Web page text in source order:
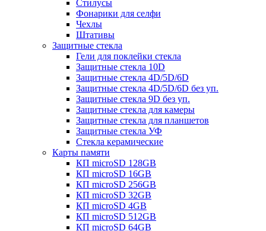
Стилусы
Фонарики для селфи
Чехлы
Штативы
Защитные стекла
Гели для поклейки стекла
Защитные стекла 10D
Защитные стекла 4D/5D/6D
Защитные стекла 4D/5D/6D без уп.
Защитные стекла 9D без уп.
Защитные стекла для камеры
Защитные стекла для планшетов
Защитные стекла УФ
Стекла керамические
Карты памяти
КП microSD 128GB
КП microSD 16GB
КП microSD 256GB
КП microSD 32GB
КП microSD 4GB
КП microSD 512GB
КП microSD 64GB